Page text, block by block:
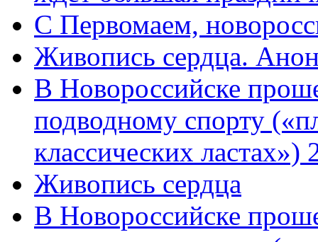
C Первомаем,
Живопись сердца.
В Новороссийске
подводному спорту
классических
Живопись сердца
В Новороссийске